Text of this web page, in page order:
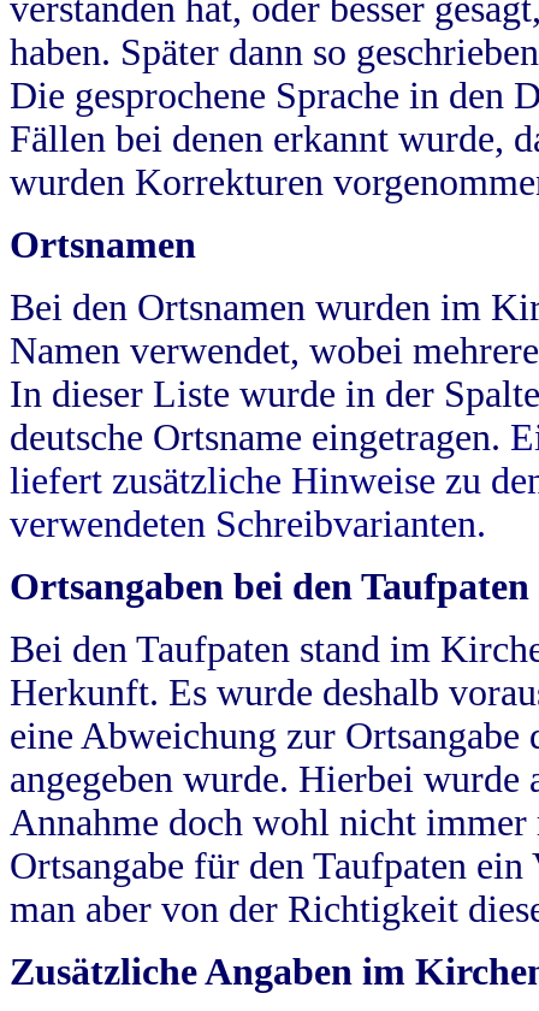
verstanden hat, oder besser
haben. Später dann so
Die gesprochene Sprache in
Fällen bei denen erkannt wurde,
wurden Korrekturen
Ortsnamen
Bei den Ortsnamen wurden im
Namen verwendet, wobei
In dieser Liste wurde in der
deutsche Ortsname eingetragen.
liefert zusätzliche Hinweise zu
verwendeten Schreibvarianten.
Ortsangaben bei den Taufpaten
Bei den Taufpaten stand im
Herkunft. Es wurde deshalb
eine Abweichung zur
angegeben wurde. Hierbei wurde
Annahme doch wohl nicht
Ortsangabe für den Taufpaten
man aber von der Richtigkeit
Zusätzliche Angaben im